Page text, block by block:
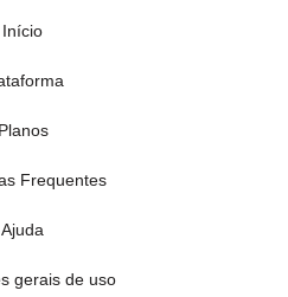
Início
Planos
Frequentes
Ajuda
gerais de uso